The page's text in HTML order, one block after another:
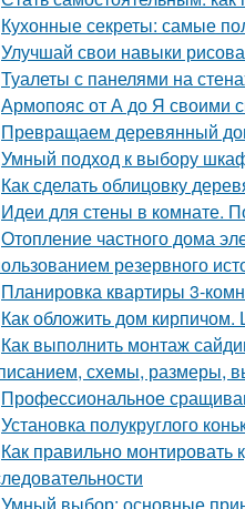
Кухонные секреты: самые
Улучшай свои навыки
Туалеты с панелями на
Армопояс от А до Я своими
Превращаем деревянный
Умный подход к выбору
Как сделать облицовку
Идеи для стены в комнате.
Отопление частного дома
резервного
Планировка квартиры 3-
Как обложить дом
Как выполнить монтаж
схемы, размеры,
Профессиональное
Установка полукруглого
Как правильно монтировать